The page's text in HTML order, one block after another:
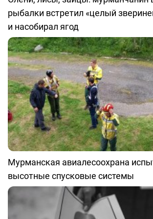
рыбалки встретил «целый
и насобирал ягод
Мурманская авиалесоохрана
высотные спусковые системы